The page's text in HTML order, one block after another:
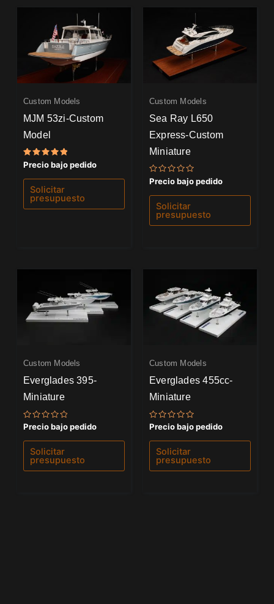
Custom Models
MJM 53zi-Custom
Model
Valorado
5.00
de 5
Precio bajo pedido
Solicitar
presupuesto
Custom Models
Sea Ray L650
Express-Custom
Miniature
Valorado
0
de
Precio bajo pedido
Solicitar
presupuesto
Custom Models
Everglades 395-
Miniature
Valorado
0
de
Precio bajo pedido
Solicitar
presupuesto
Custom Models
Everglades 455cc-
Miniature
Valorado
0
de
Precio bajo pedido
Solicitar
presupuesto